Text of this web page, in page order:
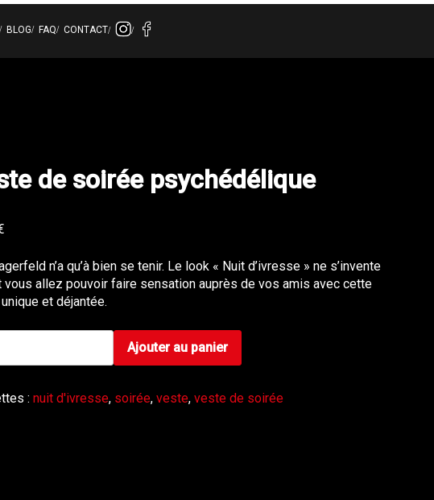
BLOG FAQ CONTACT
de soirée psychédélique
n’a qu’à bien se tenir. Le look « Nuit d’ivresse » ne s’invente
vous allez pouvoir faire sensation auprès de vos amis avec cette
et déjantée.
Ajouter au panier
:nuit d'ivresse, soirée,veste,veste de soirée